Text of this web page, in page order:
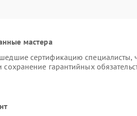
мастера
сертификацию специалисты,
гарантийных